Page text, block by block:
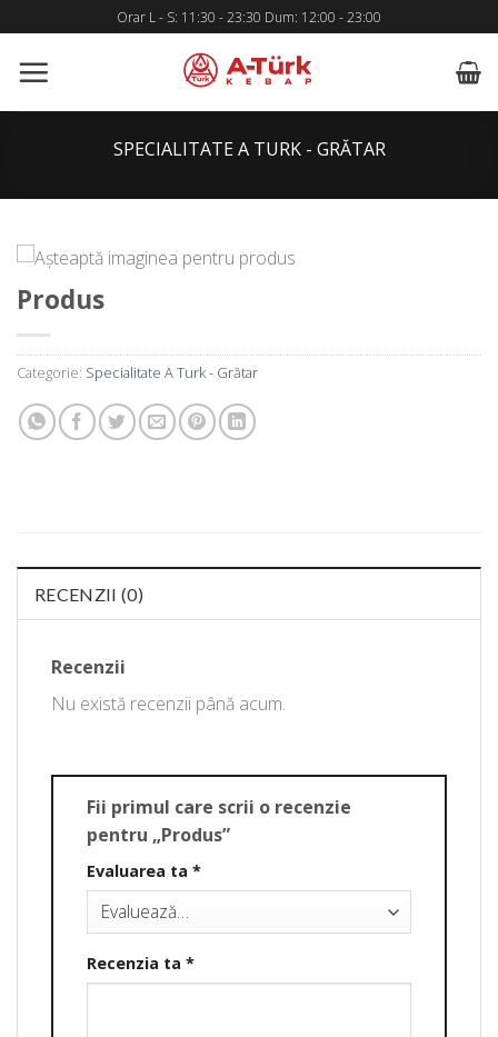
to
content
Orar L - S: 11:30 - 23:30 Dum: 12:00 - 23:00
SPECIALITATE A TURK - GRĂTAR
Produs
Categorie: Specialitate A Turk - Grătar
RECENZII (0)
Recenzii
Nu există recenzii până acum.
Fii primul care scrii o recenzie
pentru „Produs”
Evaluarea ta *
Recenzia ta *